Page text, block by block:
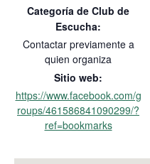
Categoría de Club de
Escucha:
Contactar previamente a
quien organiza
Sitio web:
https://www.facebook.com/g
roups/461586841090299/?
ref=bookmarks